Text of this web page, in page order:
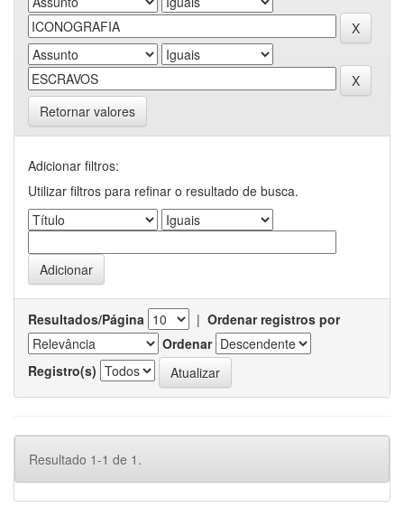
Retornar valores
Adicionar filtros:
Utilizar filtros para refinar o resultado de busca.
Resultados/Página | Ordenar registros por
Ordenar
Registro(s)
Resultado 1-1 de 1.